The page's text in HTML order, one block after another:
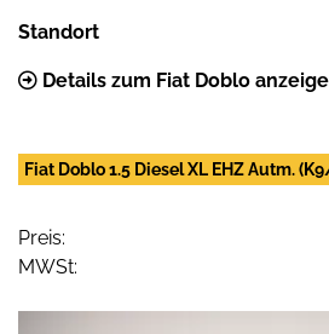
Standort
Details zum Fiat Doblo
Fiat Doblo 1.5 Diesel XL EHZ Autm.
Preis:
MWSt: